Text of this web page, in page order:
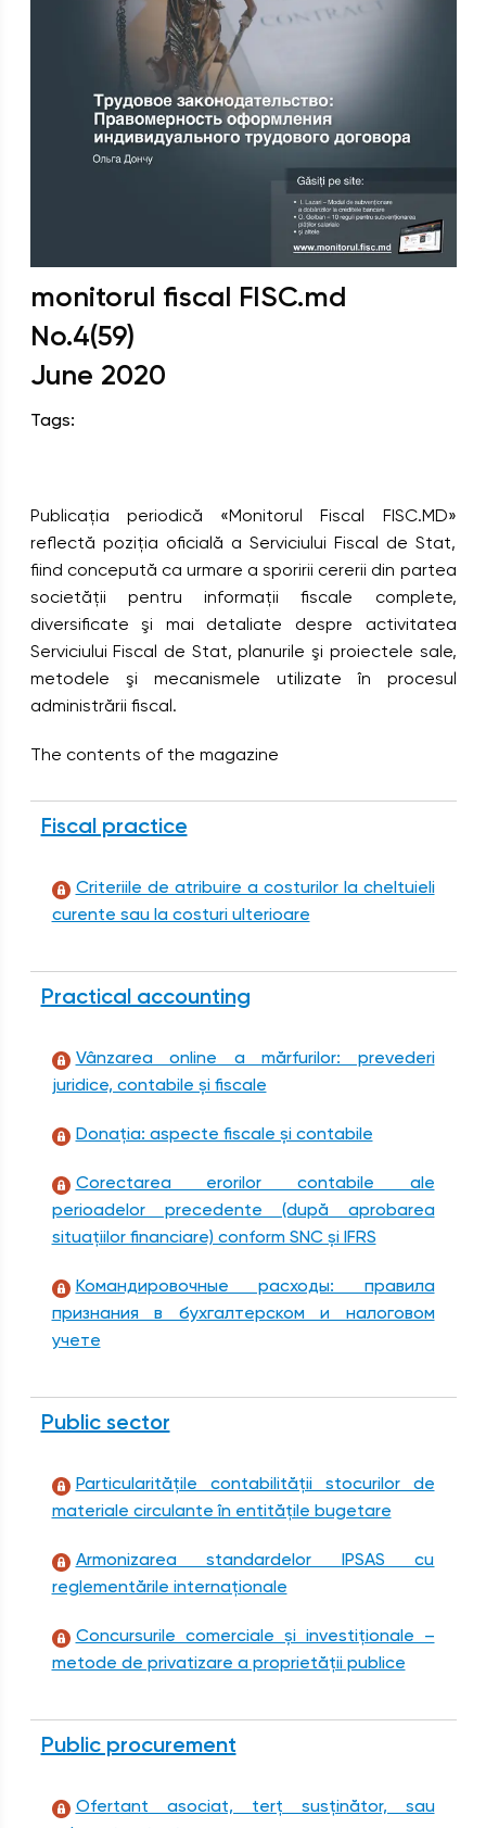
monitorul fiscal FISC.md
No.4(59)
June 2020
Tags:
Publicaţia periodică «Monitorul Fiscal FISC.MD»
reflectă poziţia oficială a Serviciului Fiscal de Stat,
fiind concepută ca urmare a sporirii cererii din partea
societăţii pentru informaţii fiscale complete,
diversificate şi mai detaliate despre activitatea
Serviciului Fiscal de Stat, planurile şi proiectele sale,
metodele şi mecanismele utilizate în procesul
administrării fiscal.
The contents of the magazine
Fiscal practice
Criteriile de atribuire a costurilor la cheltuieli
curente sau la costuri ulterioare
Practical accounting
Vânzarea online a mărfurilor: prevederi
juridice, contabile și fiscale
Donaţia: aspecte fiscale și contabile
Corectarea erorilor contabile ale
perioadelor precedente (după aprobarea
situațiilor financiare) conform SNC și IFRS
Командировочные расходы: правила
признания в бухгалтерском и налоговом
учете
Public sector
Particularitățile contabilității stocurilor de
materiale circulante în entitățile bugetare
Armonizarea standardelor IPSAS cu
reglementările internaționale
Concursurile comerciale și investiționale –
metode de privatizare a proprietății publice
Public procurement
Ofertant asociat, terț susținător, sau